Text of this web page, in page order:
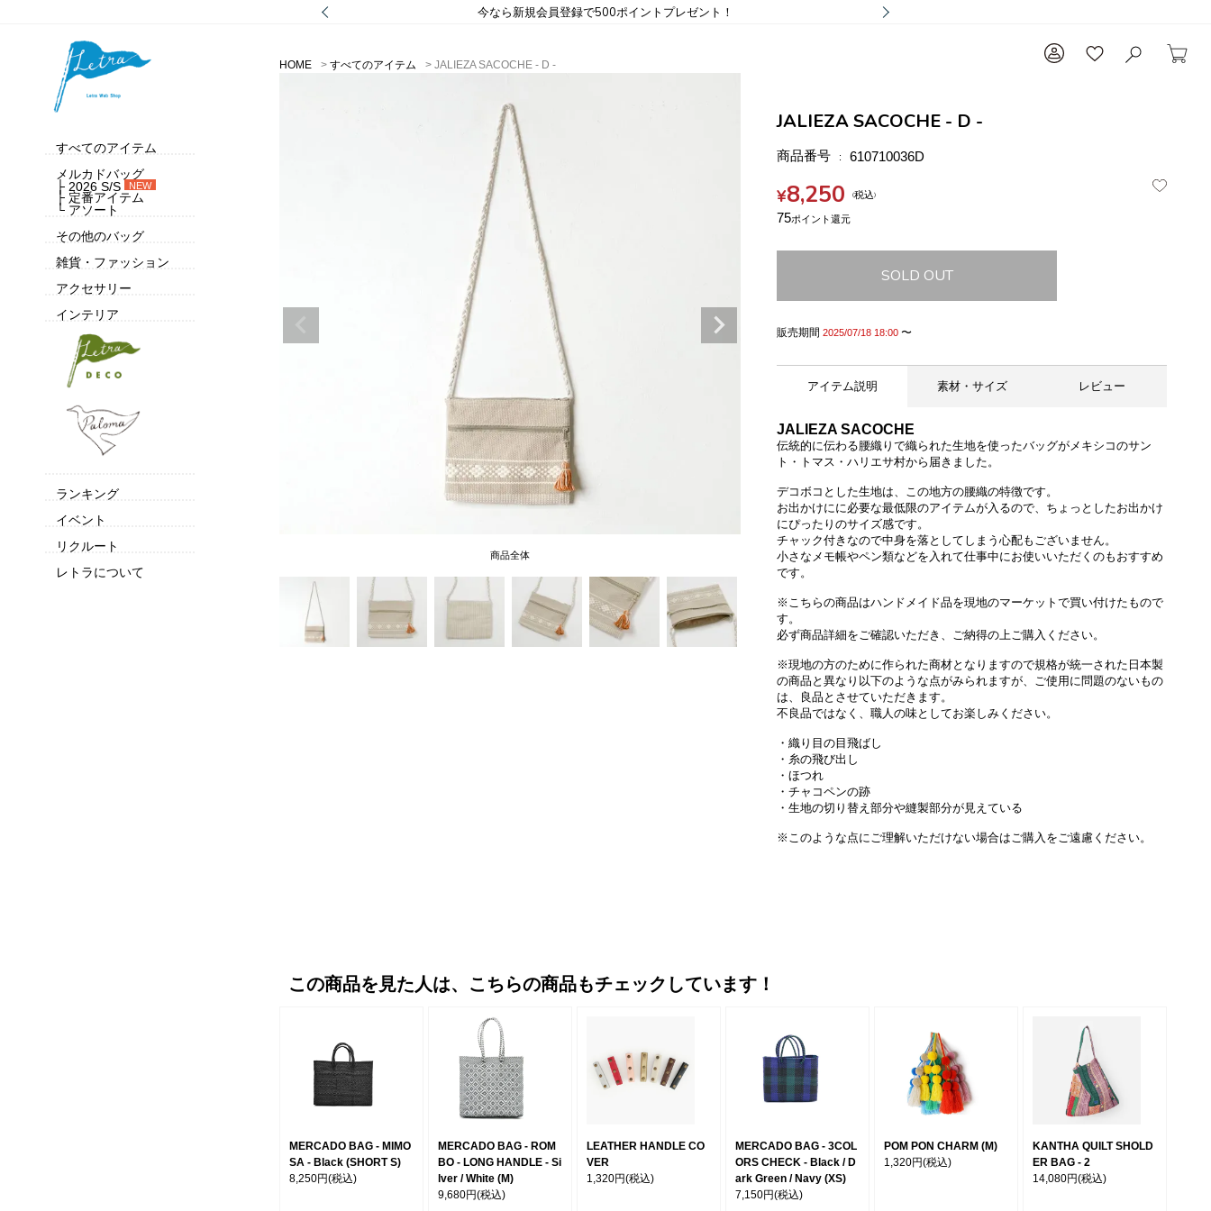
今なら新規会員登録で500ポイントプレゼント！
すべてのアイテム
メルカドバッグ
├ 2026 S/S
NEW
├ 定番アイテム
└ アソート
その他のバッグ
雑貨・ファッション
アクセサリー
インテリア
ランキング
イベント
リクルート
レトラについて
HOME すべてのアイテム JALIEZA SACOCHE - D -
商品全体 商品正面
JALIEZA SACOCHE - D -
商品番号 610710036D
¥8,250 税込
75
SOLD OUT
販売期間 2025/07/18 18:00 〜
アイテム説明 素材・サイズ レビュー
JALIEZA SACOCHE
伝統的に伝わる腰織りで織られた生地を使ったバッグがメキシコのサン
ト・トマス・ハリエサ村から届きました。
デコボコとした生地は、この地方の腰織の特徴です。
お出かけにに必要な最低限のアイテムが入るので、ちょっとしたお出かけ
にぴったりのサイズ感です。
チャック付きなので中身を落としてしまう心配もございません。
小さなメモ帳やペン類などを入れて仕事中にお使いいただくのもおすすめ
です。
※こちらの商品はハンドメイド品を現地のマーケットで買い付けたもので
す。
必ず商品詳細をご確認いただき、ご納得の上ご購入ください。
※現地の方のために作られた商材となりますので規格が統一された日本製
の商品と異なり以下のような点がみられますが、ご使用に問題のないもの
は、良品とさせていただきます。
不良品ではなく、職人の味としてお楽しみください。
・織り目の目飛ばし
・糸の飛び出し
・ほつれ
・チャコペンの跡
・生地の切り替え部分や縫製部分が見えている
※このような点にご理解いただけない場合はご購入をご遠慮ください。
この商品を見た人は、こちらの商品もチェックしています！
MERCADO BAG - MIMO
SA - Black (SHORT S)
8,250円(税込)
MERCADO BAG - ROM
BO - LONG HANDLE - Si
lver / White (M)
9,680円(税込)
LEATHER HANDLE CO
VER
1,320円(税込)
MERCADO BAG - 3COL
ORS CHECK - Black / D
ark Green / Navy (XS)
7,150円(税込)
POM PON CHARM (M)
1,320円(税込)
KANTHA QUILT SHOLD
ER BAG - 2
14,080円(税込)